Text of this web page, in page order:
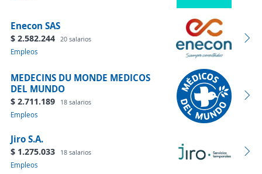
Enecon SAS
$ 2.582.244 20 salarios
Empleos
MEDECINS DU MONDE MEDICOS
DEL MUNDO
$ 2.711.189 18 salarios
Empleos
Jiro S.A.
$ 1.275.033 18 salarios
Empleos